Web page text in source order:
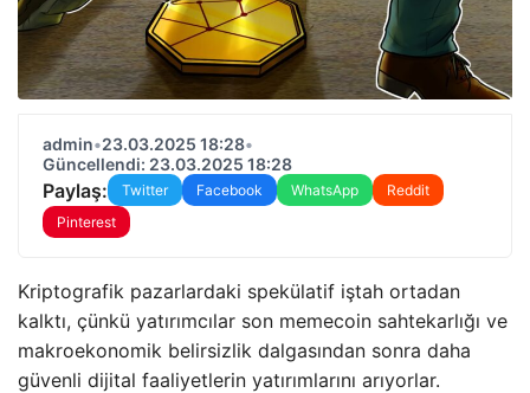
admin•23.03.2025 18:28•
Güncellendi: 23.03.2025 18:28
Paylaş: Twitter Facebook WhatsApp
Reddit
Pinterest
Kriptografik pazarlardaki spekülatif iştah ortadan
kalktı, çünkü yatırımcılar son memecoin sahtekarlığı ve
makroekonomik belirsizlik dalgasından sonra daha
güvenli dijital faaliyetlerin yatırımlarını arıyorlar.